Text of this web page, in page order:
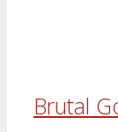
Brutal